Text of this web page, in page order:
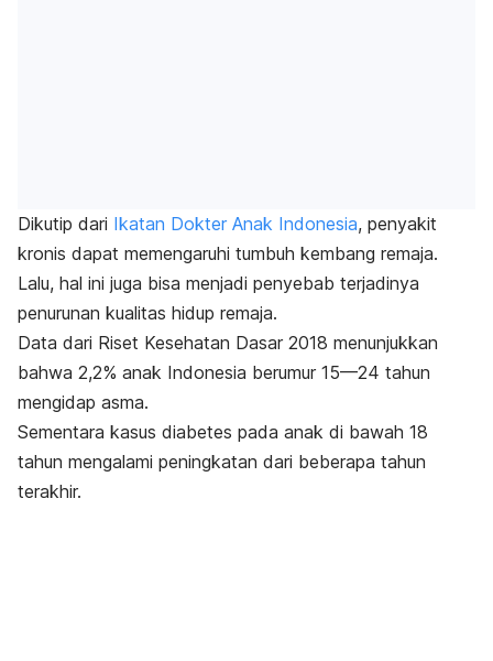
Dikutip dari Ikatan Dokter Anak Indonesia, penyakit
kronis dapat memengaruhi tumbuh kembang remaja.
Lalu, hal ini juga bisa menjadi penyebab terjadinya
penurunan kualitas hidup remaja.
Data dari Riset Kesehatan Dasar 2018 menunjukkan
bahwa 2,2% anak Indonesia berumur 15—24 tahun
mengidap asma.
Sementara kasus diabetes pada anak di bawah 18
tahun mengalami peningkatan dari beberapa tahun
terakhir.